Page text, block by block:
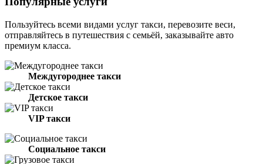
Пользуйтесь всеми видами услуг такси, перевозите веси,
отправляйтесь в путешествия с семьёй, заказывайте авто
премиум класса.
Междугороднее такси
Детское такси
VIP такси
Социальное такси